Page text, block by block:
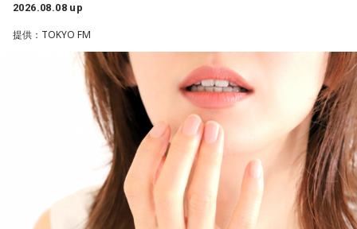
1． 鳩のぬいぐるみ
2． パスポートなどの身分証
4． 懐中電灯
この心理テストでわかることは、追い詰められた時に出る、
あなたの「究極の裏の顔」です。
とっさに握りしめたものは、あなたが窮地で無意識に守ろう
とする「本当に大切なもの」を暗示しています。冷静ではい
られない極限の場面でこそ、普段は隠れているあなたの本性
が表に出るのです。
2026.08.08 up
提供：TOKYO FM